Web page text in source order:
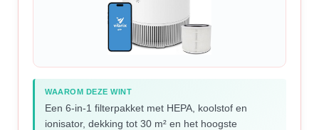
WAAROM DEZE WINT
Een 6-in-1 filterpakket met HEPA, koolstof en
ionisator, dekking tot 30 m² en het hoogste